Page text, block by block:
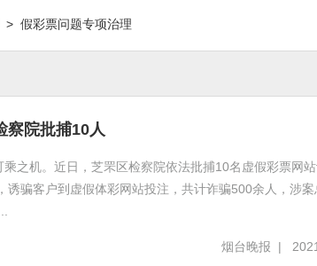
> 假彩票问题专项治理
察院批捕10人
之机。近日，芝罘区检察院依法批捕10名虚假彩票网
骗客户到虚假体彩网站投注，共计诈骗500余人，涉案
烟台晚报 |